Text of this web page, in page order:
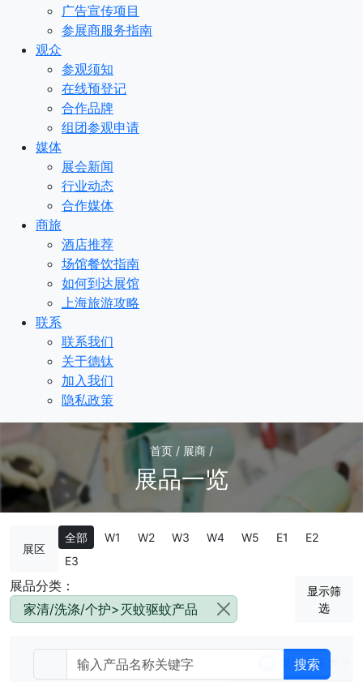
广告宣传项目
参展商服务指南
观众
参观须知
在线预登记
合作品牌
组团参观申请
媒体
展会新闻
行业动态
合作媒体
商旅
酒店推荐
场馆餐饮指南
如何到达展馆
上海旅游攻略
联系
联系我们
关于德钛
加入我们
隐私政策
首页 / 展商 /
展品一览
展区
全部 W1 W2 W3 W4 W5 E1
E2
E3
展品分类：
家清/洗涤/个护>灭蚊驱蚊产品
显示筛
选
搜索